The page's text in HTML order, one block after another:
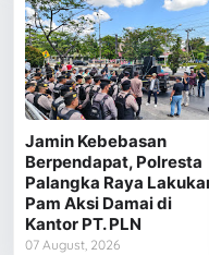
Jamin Kebebasan
Berpendapat, Polresta
Palangka Raya
Pam Aksi Damai di
Kantor PT. PLN
07 August, 2026